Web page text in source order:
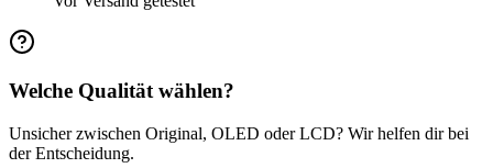
Welche Qualität wählen?
Unsicher zwischen Original, OLED oder LCD? Wir helfen dir bei
der Entscheidung.